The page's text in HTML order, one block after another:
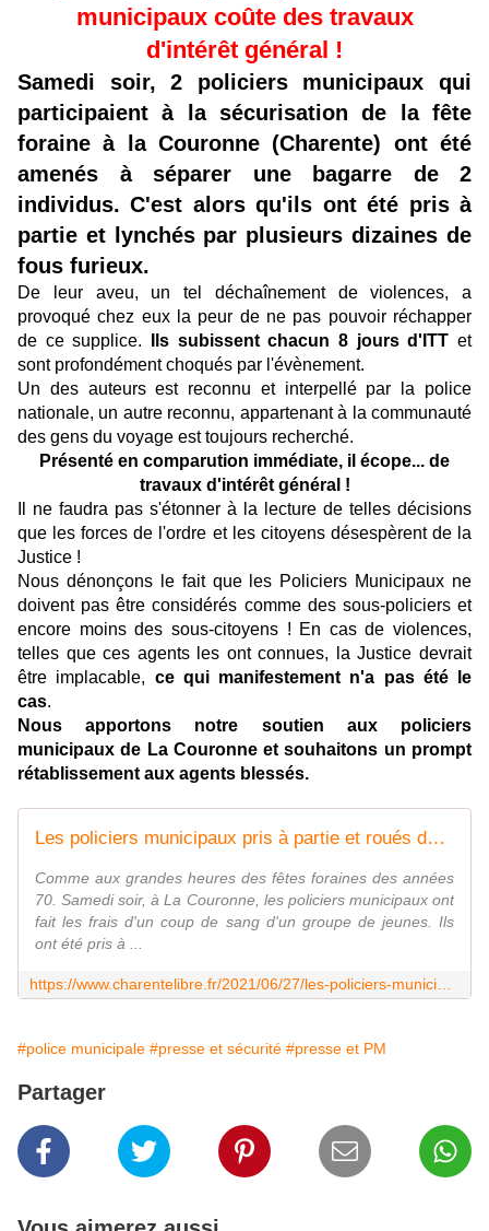
municipaux coûte des travaux
d'intérêt général !
Samedi soir, 2 policiers municipaux qui
participaient à la sécurisation de la fête
foraine à la Couronne (Charente) ont été
amenés à séparer une bagarre de 2
individus. C'est alors qu'ils ont été pris à
partie et lynchés par plusieurs dizaines de
fous furieux.
De leur aveu, un tel déchaînement de violences, a
provoqué chez eux la peur de ne pas pouvoir réchapper
de ce supplice.
Ils subissent chacun 8 jours d'ITT et
sont profondément choqués par l'évènement.
Un des auteurs est reconnu et interpellé par la police
nationale, un autre reconnu, appartenant à la communauté
des gens du voyage est toujours recherché.
Présenté en comparution immédiate, il écope... de
travaux d'intérêt général !
Il ne faudra pas s'étonner à la lecture de telles décisions
que les forces de l'ordre et les citoyens désespèrent de la
Justice !
Nous dénonçons le fait que les Policiers Municipaux ne
doivent pas être considérés comme des sous-policiers et
encore moins des sous-citoyens ! En cas de violences,
telles que ces agents les ont connues, la Justice devrait
être implacable, ce qui manifestement n'a pas été le
cas.
Nous apportons notre soutien aux policiers
municipaux de La Couronne et souhaitons un prompt
rétablissement aux agents blessés.
Les policiers municipaux pris à partie et roués de coups à la frairie de La Couronne
Comme aux grandes heures des fêtes foraines des années
70. Samedi soir, à La Couronne, les policiers municipaux ont
fait les frais d'un coup de sang d'un groupe de jeunes. Ils
ont été pris à ...
#police municipale #presse et sécurité #presse et PM
Partager